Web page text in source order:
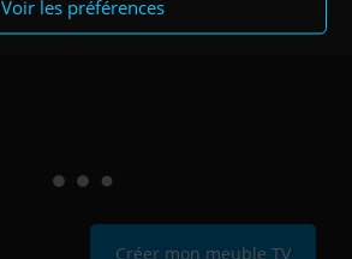
Voir les préférences
Créer mon meuble TV